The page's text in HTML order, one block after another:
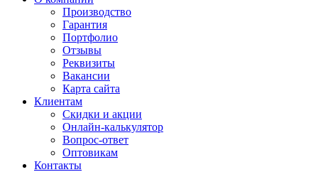
Производство
Гарантия
Портфолио
Отзывы
Реквизиты
Вакансии
Карта сайта
Клиентам
Скидки и акции
Онлайн-калькулятор
Вопрос-ответ
Оптовикам
Контакты